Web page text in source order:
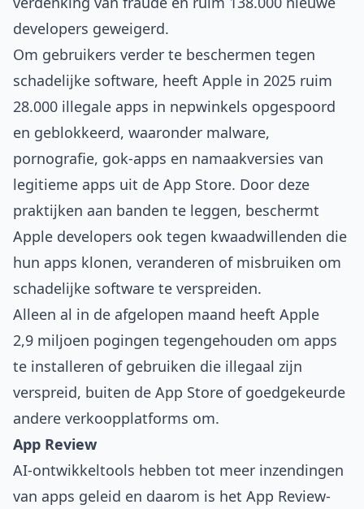
developers geweigerd.
Om gebruikers verder te beschermen tegen
schadelijke software, heeft Apple in 2025 ruim
28.000 illegale apps in nepwinkels opgespoord
en geblokkeerd, waaronder malware,
pornografie, gok-apps en namaakversies van
legitieme apps uit de App Store. Door deze
praktijken aan banden te leggen, beschermt
Apple developers ook tegen kwaadwillenden die
hun apps klonen, veranderen of misbruiken om
schadelijke software te verspreiden.
Alleen al in de afgelopen maand heeft Apple
2,9 miljoen pogingen tegengehouden om apps
te installeren of gebruiken die illegaal zijn
verspreid, buiten de App Store of goedgekeurde
andere verkoopplatforms om.
App Review
AI-ontwikkeltools hebben tot meer inzendingen
van apps geleid en daarom is het App Review-